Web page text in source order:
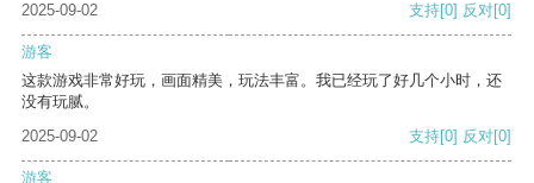
2025-09-02 支持[0] 反对[0]
游客
这款游戏非常好玩，画面精美，玩法丰富。我已经玩了好几个小时，还
没有玩腻。
2025-09-02
支持[0] 反对[0]
游客